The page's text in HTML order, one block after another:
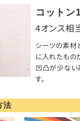
コットン
4オンス相
シーツの素材
に入れたもの
凹凸が少ない
す。
法